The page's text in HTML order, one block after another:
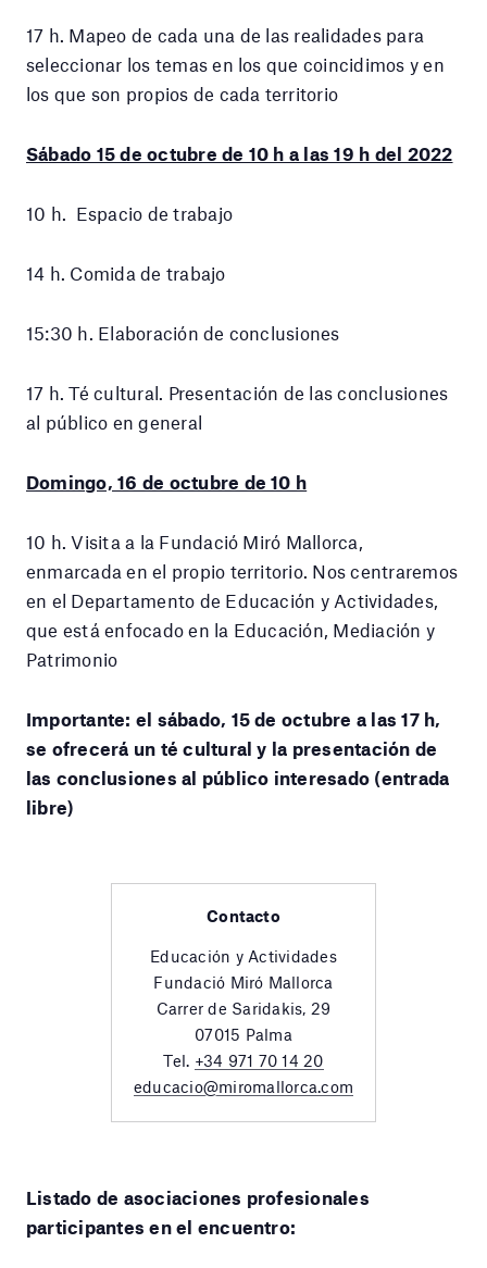
17 h. Mapeo de cada una de las realidades para
seleccionar los temas en los que coincidimos y en
los que son propios de cada territorio
Sábado 15 de octubre de 10 h a las 19 h del 2022
10 h. Espacio de trabajo
14 h. Comida de trabajo
15:30 h. Elaboración de conclusiones
17 h. Té cultural. Presentación de las conclusiones
al público en general
Domingo, 16 de octubre de 10 h
10 h. Visita a la Fundació Miró Mallorca,
enmarcada en el propio territorio. Nos centraremos
en el Departamento de Educación y Actividades,
que está enfocado en la Educación, Mediación y
Patrimonio
Importante: el sábado, 15 de octubre a las 17 h,
se ofrecerá un té cultural y la presentación de
las conclusiones al público interesado (entrada
libre)
Contacto
Educación y Actividades
Fundació Miró Mallorca
Carrer de Saridakis, 29
07015 Palma
Tel. +34 971 70 14 20
educacio@miromallorca.com
Listado de asociaciones profesionales
participantes en el encuentro: